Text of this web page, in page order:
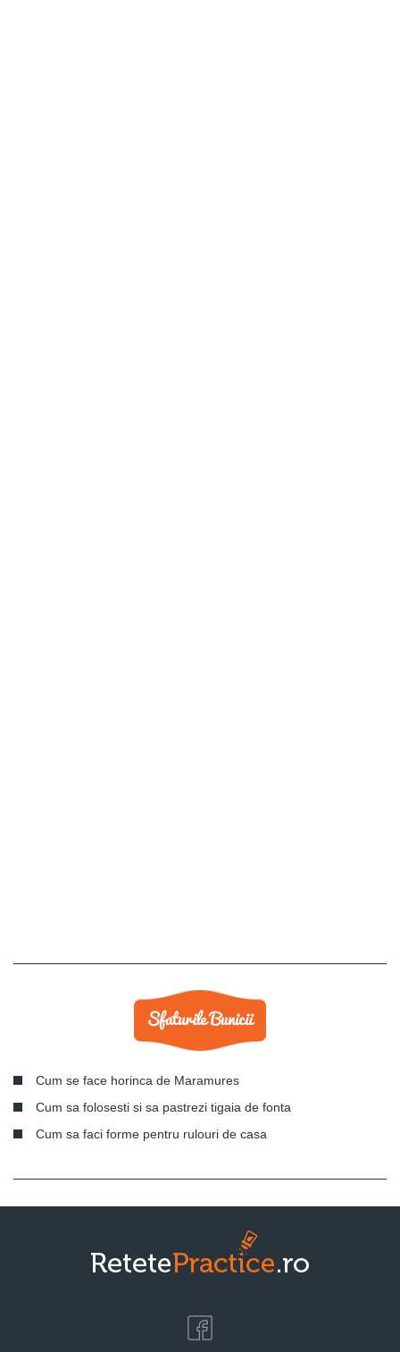
Cum se face horinca de Maramures
Cum sa folosesti si sa pastrezi tigaia de fonta
Cum sa faci forme pentru rulouri de casa